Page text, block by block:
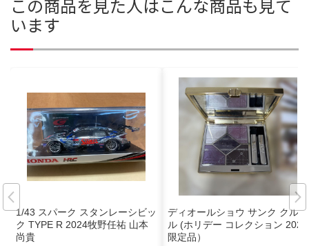
この商品を見た人はこんな商品も見て
います
1/43 スパーク スタンレーシビッ
ク TYPE R 2024牧野任祐 山本
尚貴
ディオールショウ サンク クルー
ル (ホリデー コレクション 2025
限定品）